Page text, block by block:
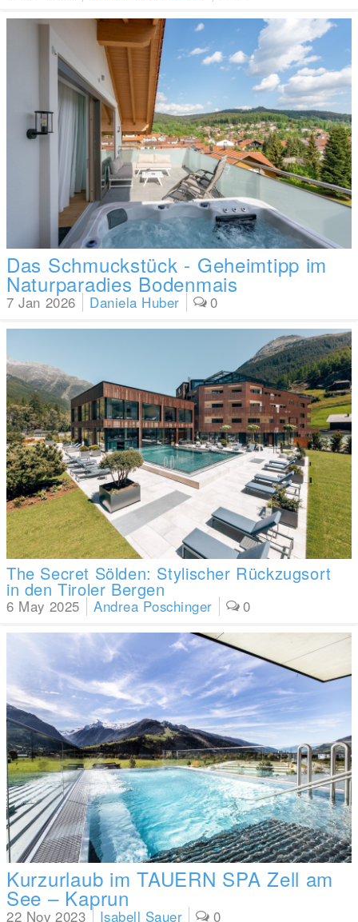
7 Jan 2026 Daniela Huber 0
Das Schmuckstück - Geheimtipp im
Naturparadies Bodenmais
6 May 2025 Andrea Poschinger 0
The Secret Sölden: Stylischer Rückzugsort
in den Tiroler Bergen
22 Nov 2023 Isabell Sauer 0
Kurzurlaub im TAUERN SPA Zell am
See – Kaprun